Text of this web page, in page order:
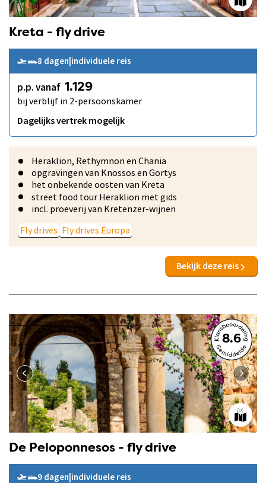
Kreta - fly drive
8 dagen individuele reis
p.p. vanaf 1.129
bij verblijf in 2-persoonskamer
Dagelijks vertrek mogelijk
Heraklion, Rethymnon en Chania
opgravingen van Knossos en Gortys
het onbekende oosten van Kreta
street food tour Heraklion met gids
incl. proeverij van Kretenzer-wijnen
Fly drives Fly drives Europa
Bekijk deze reis
8.6
De Peloponnesos - fly drive
9 dagen|individuele reis